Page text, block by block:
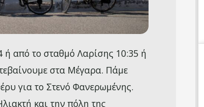
από το σταθμό Λαρίσης 10:35 ή
στα Μέγαρα. Πάμε
για το Στενό Φανερωμένης.
και την πόλη της